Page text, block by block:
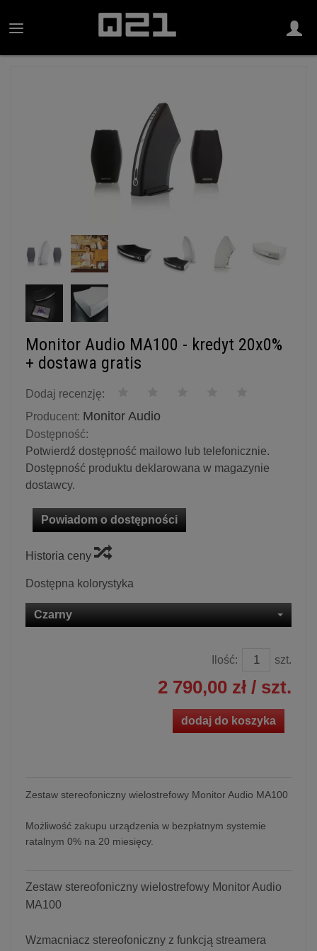
Monitor Audio MA100 - kredyt 20x0%
+ dostawa gratis
Dodaj recenzję:
Producent: Monitor Audio
Dostępność:
Potwierdź dostępność mailowo lub telefonicznie.
Dostępność produktu deklarowana w magazynie
dostawcy.
Powiadom o dostępności
Historia ceny
Dostępna kolorystyka
Czarny
Ilość: szt.
2 790,00 zł / szt.
dodaj do koszyka
Zestaw stereofoniczny wielostrefowy Monitor Audio MA100
Możliwość zakupu urządzenia w bezpłatnym systemie
ratalnym 0% na 20 miesięcy.
Zestaw stereofoniczny wielostrefowy Monitor Audio
MA100
Wzmacniacz stereofoniczny z funkcją streamera